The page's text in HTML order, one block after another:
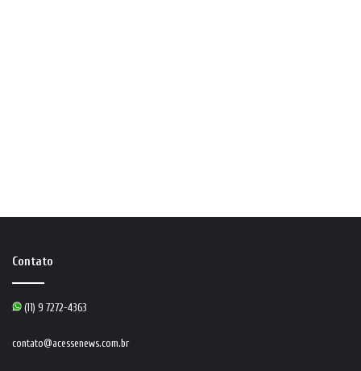
Contato
(11) 9 7272-4363
contato@acessenews.com.br